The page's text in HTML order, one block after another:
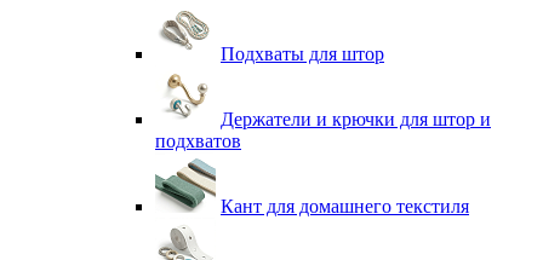
Подхваты для штор
Держатели и крючки для штор и
подхватов
Кант для домашнего текстиля